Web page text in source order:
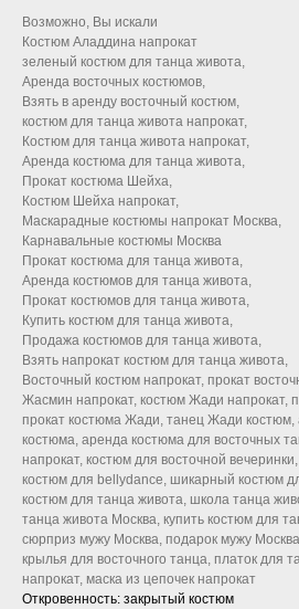
Возможно, Вы искали
Костюм Аладдина напрокат
зеленый костюм для танца живота,
Аренда восточных костюмов,
Взять в аренду восточный костюм,
костюм для танца живота напрокат,
Костюм для танца живота напрокат,
Аренда костюма для танца живота,
Прокат костюма Шейха,
Костюм Шейха напрокат,
Маскарадные костюмы напрокат Москва,
Карнавальные костюмы Москва
Прокат костюма для танца живота,
Аренда костюмов для танца живота,
Прокат костюмов для танца живота,
Купить костюм для танца живота,
Продажа костюмов для танца живота,
Взять напрокат костюм для танца живота,
Восточный костюм напрокат, прокат
Жасмин напрокат, костюм Жади напрокат,
прокат костюма Жади, танец Жади костюм,
костюма, аренда костюма для восточных
напрокат, костюм для восточной
костюм для bellydance, шикарный костюм
костюм для танца живота, школа танца
танца живота Москва, купить костюм для
сюрприз мужу Москва, подарок мужу
крылья для восточного танца, платок для
напрокат, маска из цепочек напрокат
Откровенность: закрытый костюм